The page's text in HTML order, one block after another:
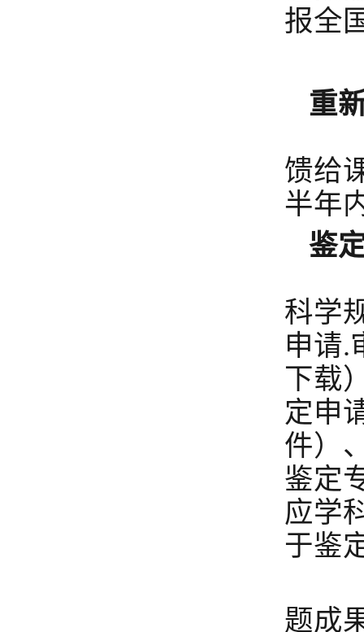
报全
重
馈给
半年
鉴
科学
申请.
下载
定申
件）
鉴定
应学
于鉴
题成